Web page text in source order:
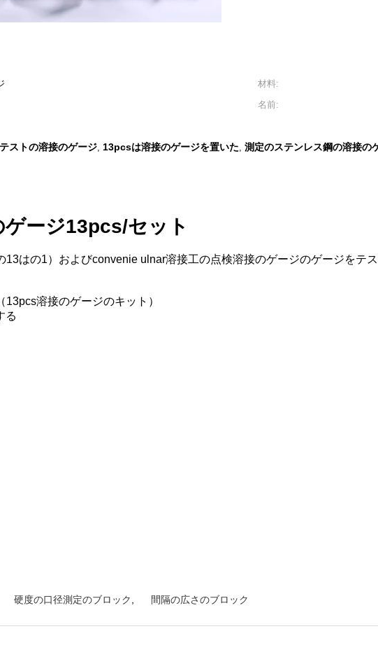
材料:
名前:
ストの溶接のゲージ, 13pcsは溶接のゲージを置いた, 測定のステンレス鋼の溶接の
ージ13pcs/セット
はの1）およびconvenie ulnar溶接工の点検溶接のゲージのゲージをテ
溶接のゲージのキット）
る
硬度の口径測定のブロック 間隔の広さのブロック